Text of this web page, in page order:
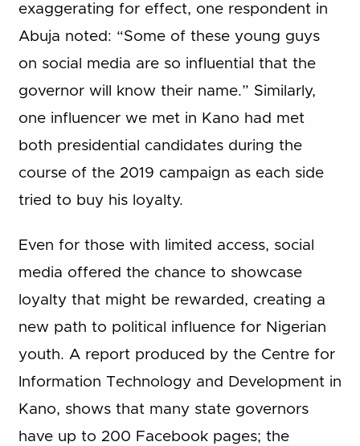
exaggerating for effect, one respondent in
Abuja noted: “Some of these young guys
on social media are so influential that the
governor will know their name.” Similarly,
one influencer we met in Kano had met
both presidential candidates during the
course of the 2019 campaign as each side
tried to buy his loyalty.
Even for those with limited access, social
media offered the chance to showcase
loyalty that might be rewarded, creating a
new path to political influence for Nigerian
youth. A report produced by the Centre for
Information Technology and Development in
Kano, shows that many state governors
have up to 200 Facebook pages; the